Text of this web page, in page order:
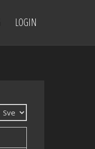
LOGIN
Prikaz #